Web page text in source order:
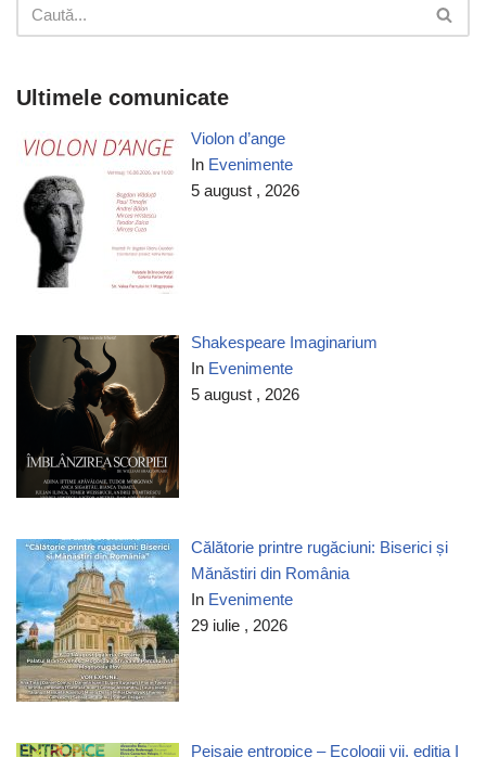
Ultimele comunicate
Violon d’ange
In Evenimente
5 august , 2026
Shakespeare Imaginarium
In Evenimente
5 august , 2026
Călătorie printre rugăciuni: Biserici și
Mănăstiri din România
In Evenimente
29 iulie , 2026
Peisaje entropice – Ecologii vii, ediția I